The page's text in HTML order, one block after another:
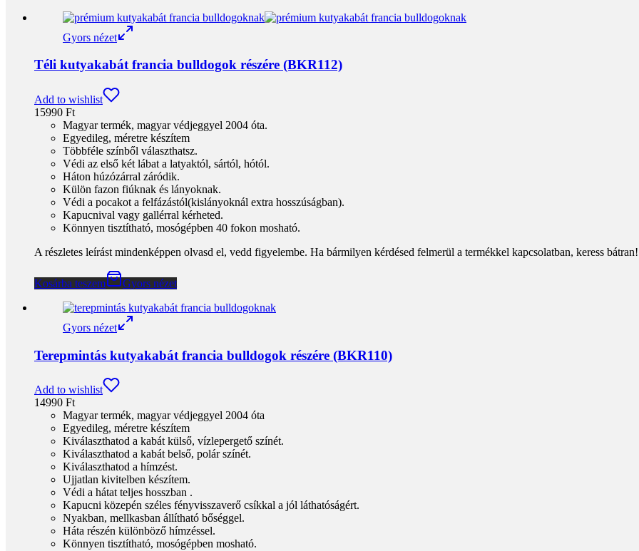
Gyors nézet
Téli kutyakabát francia bulldogok részére (BKR112)
Add to wishlist
15990 Ft
Magyar termék, magyar védjeggyel 2004 óta.
Egyedileg, méretre készítem
Többféle színből választhatsz.
Védi az első két lábat a latyaktól, sártól, hótól.
Háton húzózárral záródik.
Külön fazon fiúknak és lányoknak.
Védi a pocakot a felfázástól(kislányoknál extra hosszúságban).
Kapucnival vagy gallérral kérheted.
Könnyen tisztítható, mosógépben 40 fokon mosható.
A részletes leírást mindenképpen olvasd el, vedd figyelembe. Ha bármilyen kérdésed felmerül a termékkel kapcsolatban, keress bátran!
Kosárba teszem Gyors nézet
Gyors nézet
Terepmintás kutyakabát francia bulldogok részére (BKR110)
Add to wishlist
14990 Ft
Magyar termék, magyar védjeggyel 2004 óta
Egyedileg, méretre készítem
Kiválaszthatod a kabát külső, vízlepergető színét.
Kiválaszthatod a kabát belső, polár színét.
Kiválaszthatod a hímzést.
Ujjatlan kivitelben készítem.
Védi a hátat teljes hosszban .
Kapucni közepén széles fényvisszaverő csíkkal a jól láthatóságért.
Nyakban, mellkasban állítható bőséggel.
Háta részén különböző hímzéssel.
Könnyen tisztítható, mosógépben mosható.